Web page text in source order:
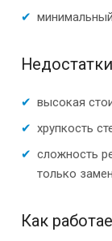
высокая
хрупкость
сложность
только
Как